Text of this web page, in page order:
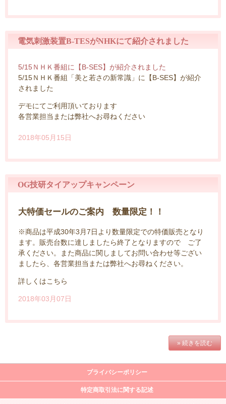
電気刺激装置B-TESがNHKにて紹介されました
5/15ＮＨＫ番組に【B-SES】が紹介されました
5/15ＮＨＫ番組「美と若さの新常識」に【B-SES】が紹介
されました
デモにてご利用頂いております
各営業担当または弊社へお尋ねください
2018年05月15日
OG技研タイアップキャンペーン
大特価セールのご案内 数量限定！！
※商品は平成30年3月7日より数量限定での特価販売となり
ます。販売台数に達しましたら終了となりますので ご了
承ください。また商品に関しましてお問い合わせ等ござい
ましたら、各営業担当または弊社へお尋ねください。
詳しくはこちら
2018年03月07日
» 続きを読む
プライバシーポリシー
特定商取引法に関する記述